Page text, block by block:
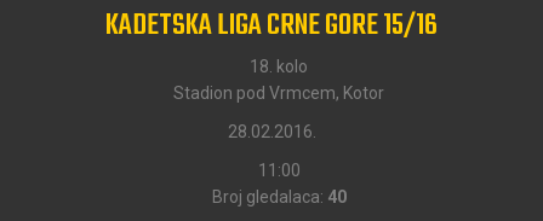
KADETSKA LIGA CRNE GORE 15/16
18. kolo
Stadion pod Vrmcem, Kotor
28.02.2016.
11:00
Broj gledalaca: 40